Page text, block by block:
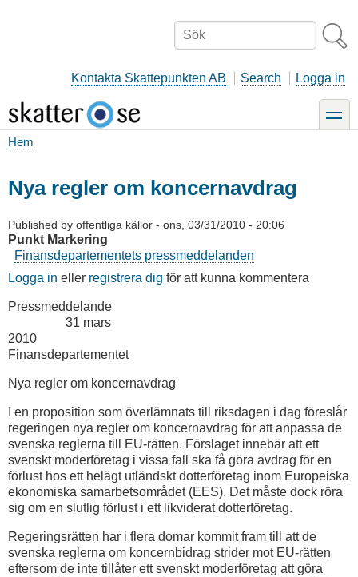
Sök
Kontakta Skattepunkten AB Search Logga in
toggle
Hem
Nya regler om koncernavdrag
Published by offentliga källor - ons, 03/31/2010 - 20:06
Punkt Markering
Finansdepartementets pressmeddelanden
Logga in eller registrera dig för att kunna kommentera
Pressmeddelande
31 mars
2010
Finansdepartementet
Nya regler om koncernavdrag
I en proposition som överlämnats till riksdagen i dag föreslår
regeringen nya regler om koncernavdrag för att anpassa de
svenska reglerna till EU-rätten. Förslaget innebär att ett
svenskt moderföretag i vissa fall ska få göra avdrag för en
förlust hos ett helägt utländskt dotterföretag inom Europeiska
ekonomiska samarbetsområdet (EES). Det måste dock röra
sig om en slutlig förlust i ett likviderat dotterföretag.
Regeringsrätten har i flera domar kommit fram till att de
svenska reglerna om koncernbidrag strider mot EU-rätten
eftersom de inte tillåter ett svenskt moderföretag att göra